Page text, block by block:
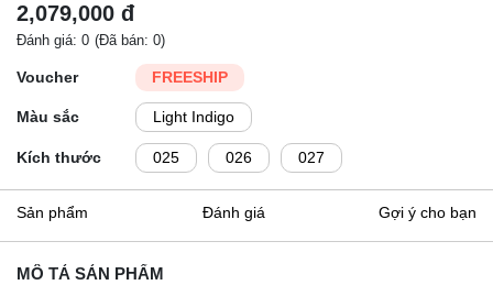
2,079,000 đ
Đánh giá: 0 (Đã bán: 0)
Voucher FREESHIP
Màu sắc Light Indigo
Kích thước 025 026 027
Sản phẩm Đánh giá Gợi ý cho bạn
MÔ TẢ SẢN PHẨM